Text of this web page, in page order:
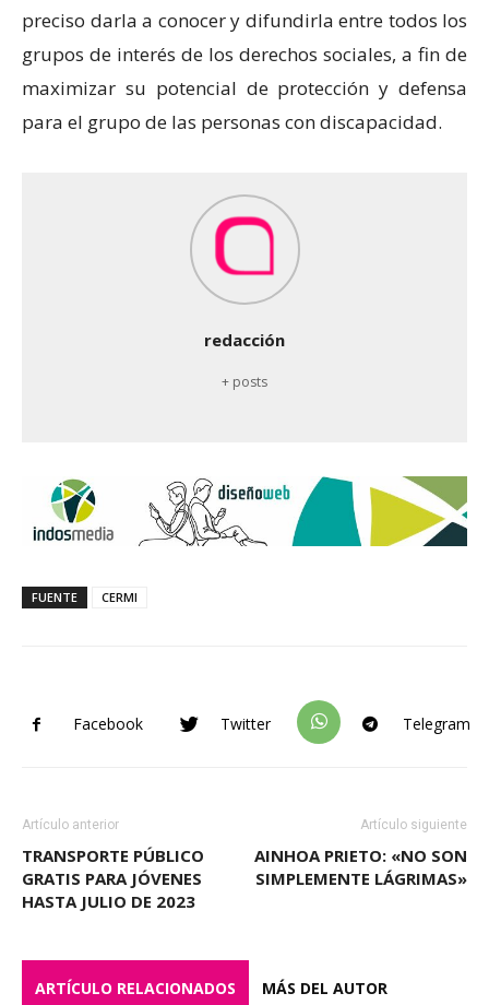
preciso darla a conocer y difundirla entre todos los
grupos de interés de los derechos sociales, a fin de
maximizar su potencial de protección y defensa
para el grupo de las personas con discapacidad.
redacción
+ posts
FUENTE CERMI
Facebook Twitter Telegram
Artículo anterior
TRANSPORTE PÚBLICO
GRATIS PARA JÓVENES
HASTA JULIO DE 2023
Artículo siguiente
AINHOA PRIETO: «NO SON
SIMPLEMENTE LÁGRIMAS»
ARTÍCULO RELACIONADOS MÁS DEL AUTOR